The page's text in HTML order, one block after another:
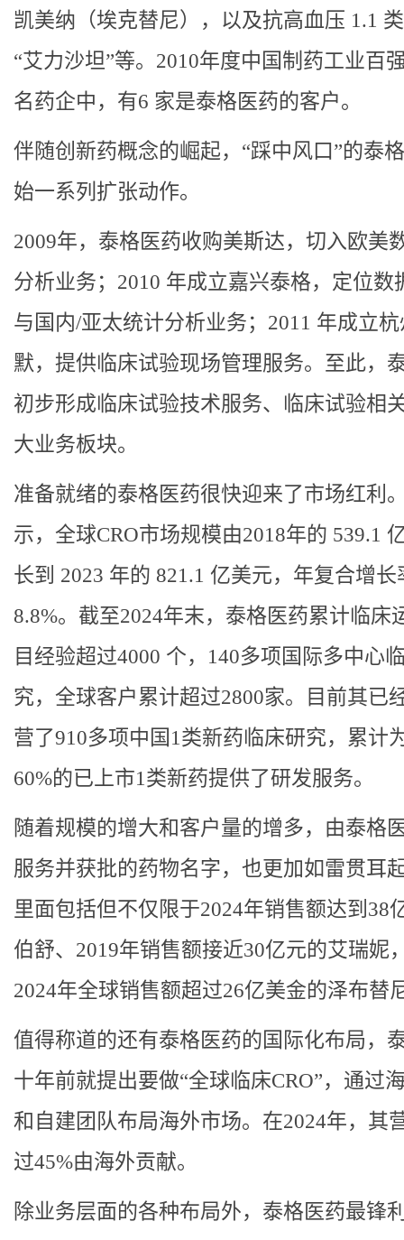
凯美纳（埃克替尼），以及抗高血压 1.1
“艾力沙坦”等。2010年度中国制药工业百
名药企中，有6 家是泰格医药的客户。
伴随创新药概念的崛起，“踩中风口”的泰
始一系列扩张动作。
2009年，泰格医药收购美斯达，切入欧美
分析业务；2010 年成立嘉兴泰格，定位数
与国内/亚太统计分析业务；2011 年成立
默，提供临床试验现场管理服务。至此，
初步形成临床试验技术服务、临床试验相
大业务板块。
准备就绪的泰格医药很快迎来了市场红利
示，全球CRO市场规模由2018年的 539.1
长到 2023 年的 821.1 亿美元，年复合增长
8.8%。截至2024年末，泰格医药累计临床
目经验超过4000 个，140多项国际多中心
究，全球客户累计超过2800家。目前其已
营了910多项中国1类新药临床研究，累计
60%的已上市1类新药提供了研发服务。
随着规模的增大和客户量的增多，由泰格
服务并获批的药物名字，也更加如雷贯耳
里面包括但不仅限于2024年销售额达到38
伯舒、2019年销售额接近30亿元的艾瑞妮
2024年全球销售额超过26亿美金的泽布替
值得称道的还有泰格医药的国际化布局，
十年前就提出要做“全球临床CRO”，通过
和自建团队布局海外市场。在2024年，其
过45%由海外贡献。
除业务层面的各种布局外，泰格医药最锋